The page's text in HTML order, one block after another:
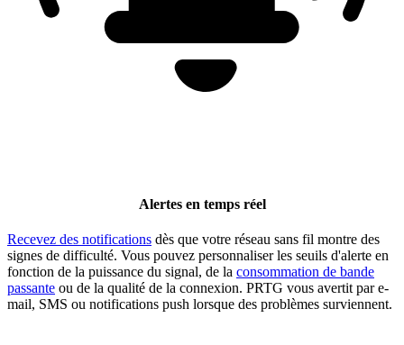
Alertes en temps réel
Recevez des notifications dès que votre réseau sans fil montre des
signes de difficulté. Vous pouvez personnaliser les seuils d'alerte en
fonction de la puissance du signal, de la consommation de bande
passante ou de la qualité de la connexion. PRTG vous avertit par e-
mail, SMS ou notifications push lorsque des problèmes surviennent.